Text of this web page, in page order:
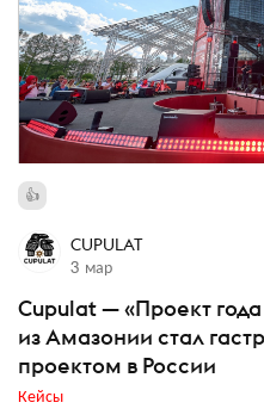
CUPULAT
3 мар
Cupulat — «Проект
из Амазонии стал
проектом в России
Кейсы